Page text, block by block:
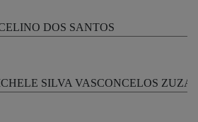
DOS SANTOS
SILVA VASCONCELOS ZUZA